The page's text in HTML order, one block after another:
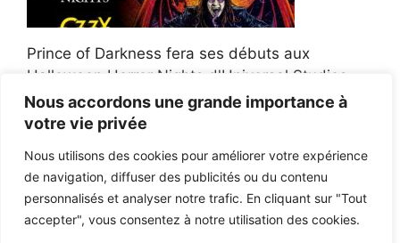
Nous accordons une grande importance à
votre vie privée
Nous utilisons des cookies pour améliorer votre expérience
de navigation, diffuser des publicités ou du contenu
personnalisés et analyser notre trafic. En cliquant sur "Tout
accepter", vous consentez à notre utilisation des cookies.
Prince of Darkness fera ses débuts aux
Halloween Horror Nights d'Universal Studios
Afroman poursuit un policier de l'Ohio après la
victoire du jury en diffamation